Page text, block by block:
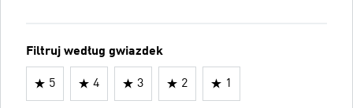
Filtruj według gwiazdek
5 4 3 2 1